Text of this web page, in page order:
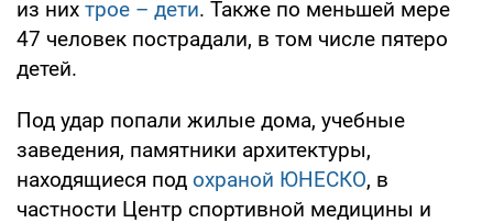
из них трое – дети. Также по меньшей мере
47 человек пострадали, в том числе пятеро
детей.
Под удар попали жилые дома, учебные
заведения, памятники архитектуры,
находящиеся под охраной ЮНЕСКО, в
частности Центр спортивной медицины и